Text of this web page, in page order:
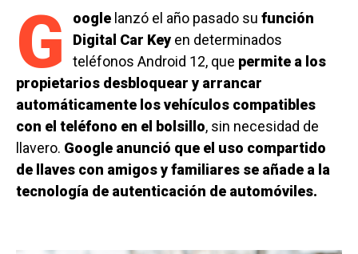
G oogle lanzó el año pasado su función
Digital Car Key en determinados
teléfonos Android 12, que permite a los
propietarios desbloquear y arrancar
automáticamente los vehículos compatibles
con el teléfono en el bolsillo, sin necesidad de
llavero. Google anunció que el uso compartido
de llaves con amigos y familiares se añade a la
tecnología de autenticación de automóviles.